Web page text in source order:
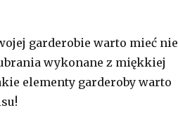
garderobie warto mieć nie
wykonane z miękkiej
elementy garderoby warto